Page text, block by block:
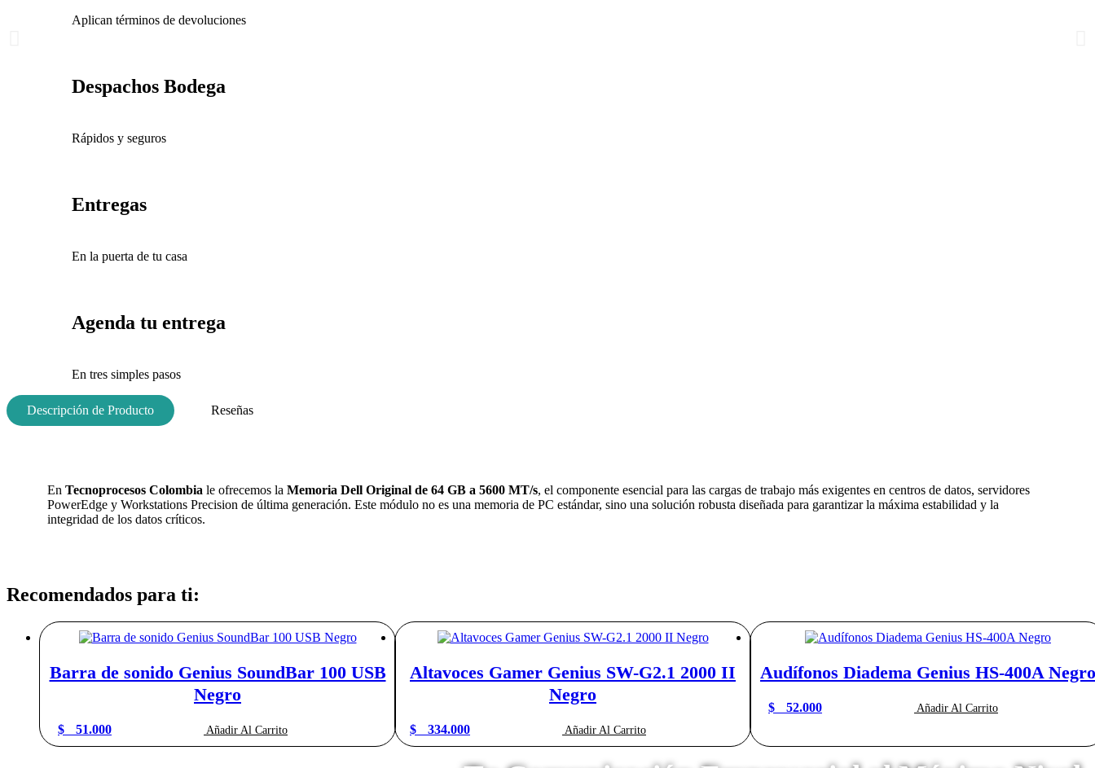
Aplican términos de devoluciones
Despachos Bodega
Rápidos y seguros
Entregas
En la puerta de tu casa
Agenda tu entrega
En tres simples pasos
Descripción de Producto Reseñas
En Tecnoprocesos Colombia le ofrecemos la Memoria Dell Original de 64 GB a 5600 MT/s, el componente esencial para las cargas de trabajo más exigentes en centros de datos, servidores
PowerEdge y Workstations Precision de última generación. Este módulo no es una memoria de PC estándar, sino una solución robusta diseñada para garantizar la máxima estabilidad y la
integridad de los datos críticos.
Recomendados para ti:
Barra de sonido Genius SoundBar 100 USB
Negro
$ 51.000 Añadir Al Carrito
Altavoces Gamer Genius SW-G2.1 2000 II
Negro
$ 334.000 Añadir Al Carrito
Audífonos Diadema Genius HS-400A Negro
$ 52.000 Añadir Al Carrito